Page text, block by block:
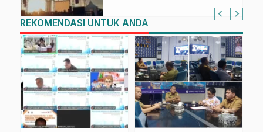
REKOMENDASI UNTUK ANDA